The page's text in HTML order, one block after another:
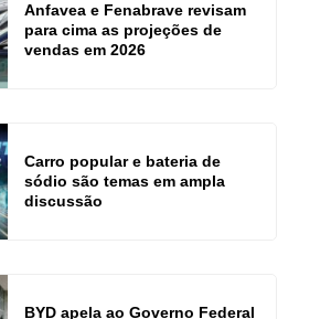
Anfavea e Fenabrave revisam
para cima as projeções de
vendas em 2026
Carro popular e bateria de
sódio são temas em ampla
discussão
BYD apela ao Governo Federal